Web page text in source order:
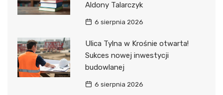
Aldony Talarczyk
6 sierpnia 2026
Ulica Tylna w Krośnie otwarta!
Sukces nowej inwestycji
budowlanej
6 sierpnia 2026